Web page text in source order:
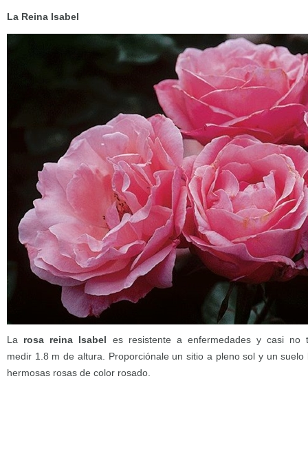
La Reina Isabel
La rosa reina Isabel es resistente a enfermedades y casi no
medir 1.8 m de altura. Proporciónale un sitio a pleno sol y un
hermosas rosas de color rosado.